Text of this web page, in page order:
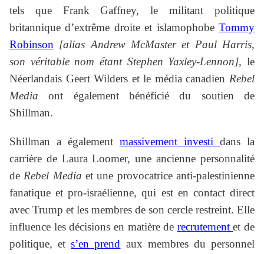
tels que Frank Gaffney, le militant politique
britannique d’extrême droite et islamophobe Tommy
Robinson [alias Andrew McMaster et Paul Harris,
son véritable nom étant Stephen Yaxley-Lennon], le
Néerlandais Geert Wilders et le média canadien Rebel
Media ont également bénéficié du soutien de
Shillman.
Shillman a également massivement investi dans la
carrière de Laura Loomer, une ancienne personnalité
de Rebel Media et une provocatrice anti-palestinienne
fanatique et pro-israélienne, qui est en contact direct
avec Trump et les membres de son cercle restreint. Elle
influence les décisions en matière de recrutementet de
politique, ets’en prend aux membres du personnel